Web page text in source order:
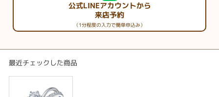
公式LINEアカウントから
来店予約
（1分程度の入力で簡単申込み）
最近チェックした商品